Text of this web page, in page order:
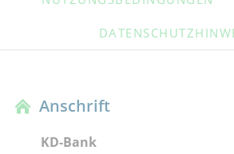
Anschrift
KD-Bank